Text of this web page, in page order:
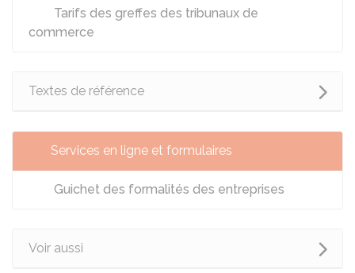
Tarifs des greffes des tribunaux de
commerce
Textes de référence
Services en ligne et formulaires
Guichet des formalités des entreprises
Voir aussi